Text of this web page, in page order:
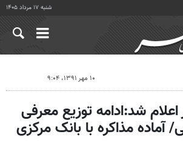
شنبه ۱۷ مرداد ۱۴۰۵
۱۰ مهر ۱۳۹۱، ۹:۰۴
اعلام شد:ادامه توزیع معرفی
آماده مذاکره با بانک مرکزی